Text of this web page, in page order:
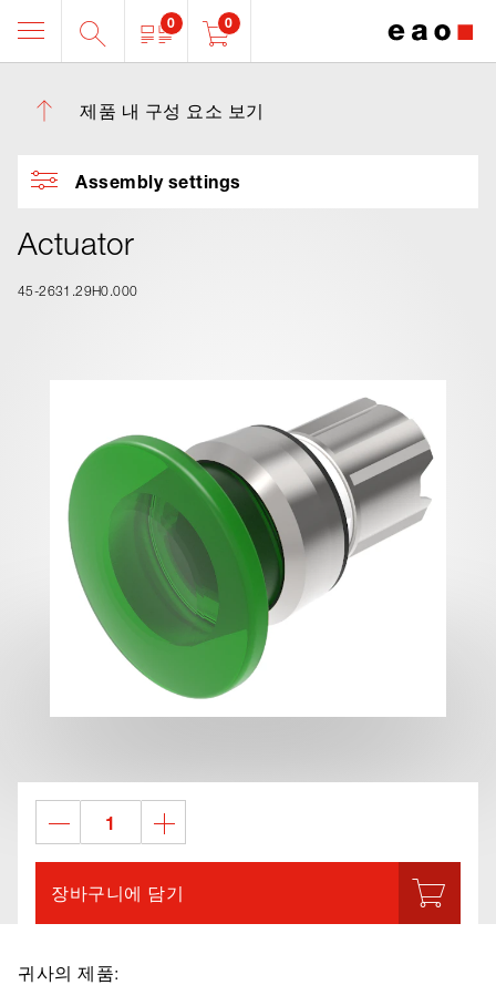
0 0
제품 내 구성 요소 보기
Assembly settings
Actuator
45-2631.29H0.000
장바구니에 담기
귀사의 제품: